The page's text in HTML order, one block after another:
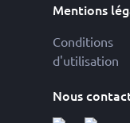
Mentions
Conditions
d'utilisation
Nous